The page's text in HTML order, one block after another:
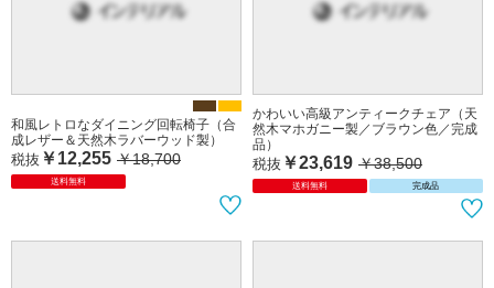
和風レトロなダイニング回転椅子（合
成レザー＆天然木ラバーウッド製）
税抜 ￥12,255 ￥18,700
送料無料
かわいい高級アンティークチェア（天
然木マホガニー製／ブラウン色／完成
品）
税抜 ￥23,619 ￥38,500
送料無料 完成品